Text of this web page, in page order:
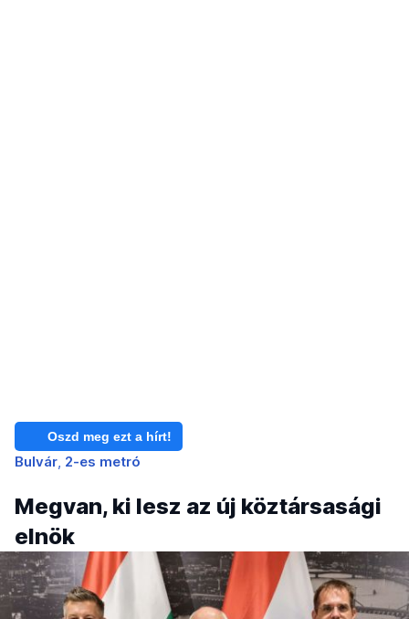
Oszd meg ezt a hírt!
Bulvár 2-es metró
Megvan, ki lesz az új köztársasági
elnök